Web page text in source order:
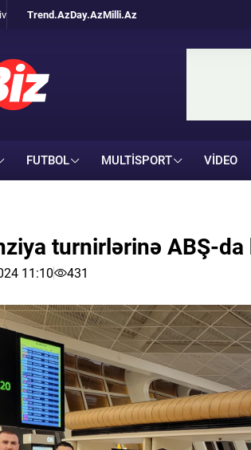
Trend.AzDay.AzMilli.Az
FUTBOL MULTISPORT VIDEO
turnirlərinə ABŞ-da
11:10 431